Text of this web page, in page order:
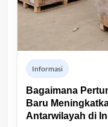
Informasi
Bagaimana
Baru
Antarwilayah di